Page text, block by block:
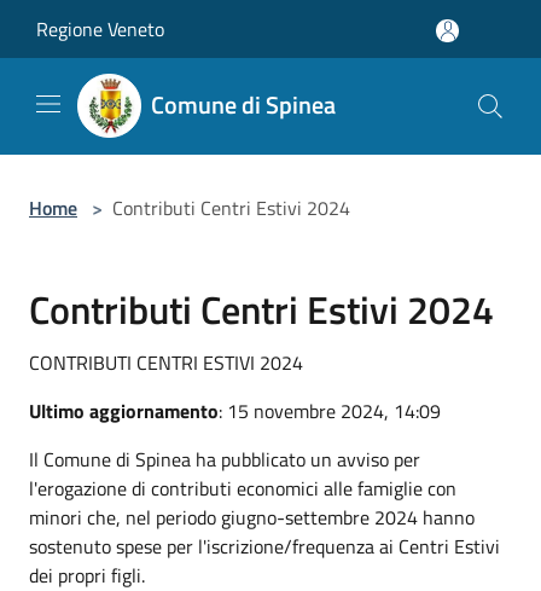
Regione Veneto
Comune di Spinea
Home > Contributi Centri Estivi 2024
Contributi Centri Estivi 2024
CONTRIBUTI CENTRI ESTIVI 2024
Ultimo aggiornamento: 15 novembre 2024, 14:09
Il Comune di Spinea ha pubblicato un avviso per
l'erogazione di contributi economici alle famiglie con
minori che, nel periodo giugno-settembre 2024 hanno
sostenuto spese per l'iscrizione/frequenza ai Centri Estivi
dei propri figli.